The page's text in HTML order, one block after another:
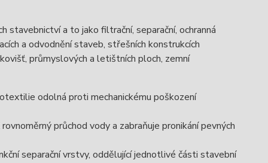
a to jako filtrační, separační, ochranná
a odvodnění staveb, střešních konstrukcích
průmyslových a letištních ploch, zemní
odolná proti mechanickému poškození
průchod vody a zabraňuje pronikání pevných
separační vrstvy, oddělující jednotlivé části stavební